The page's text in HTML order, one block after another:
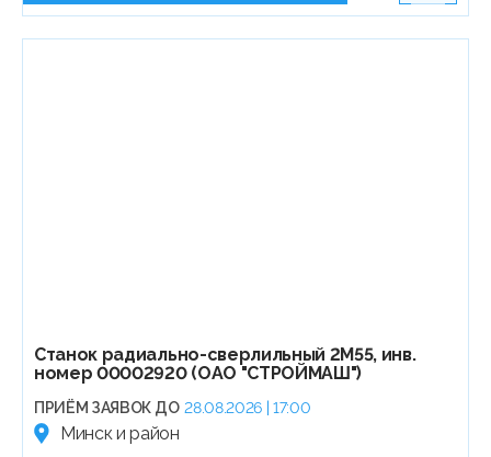
Станок радиально-сверлильный 2М55, инв.
номер 00002920 (ОАО "СТРОЙМАШ")
ПРИЁМ ЗАЯВОК ДО 28.08.2026 | 17:00
Минск и район